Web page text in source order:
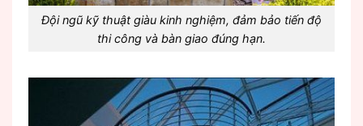
Đội ngũ kỹ thuật giàu kinh nghiệm, đảm bảo tiến độ
thi công và bàn giao đúng hạn.